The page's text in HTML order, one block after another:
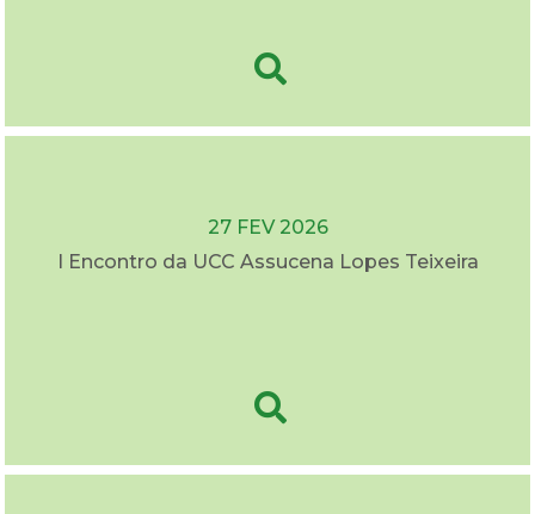
27 FEV 2026
I Encontro da UCC Assucena Lopes Teixeira